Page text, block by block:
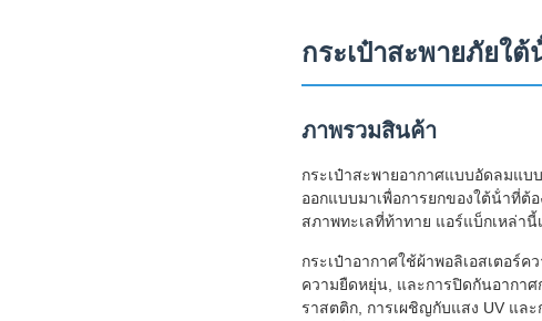
กระเป๋าสะพายภัยใ
ภาพรวมสินค้า
กระเป๋าสะพายอากาศแบบอัดลมแบ
ออกแบบมาเพื่อการยกของใต้น้ําที่ต้
สภาพทะเลที่ท้าทาย แอร์แบ็กเหล่า
กระเป๋าอากาศใช้ผ้าพอลิเอสเตอร์
ความยืดหยุ่น, และการปิดกันอากา
ราสตติก, การเผชิญกับแสง UV แล